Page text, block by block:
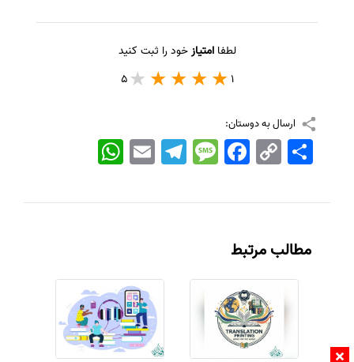
لطفاامتیازخود را ثبت کنید
1
5
ارسال به دوستان:
WhatsApp EmailTelegramMessageFacebook Copy
Link
اشتراک
مطالب مرتبط